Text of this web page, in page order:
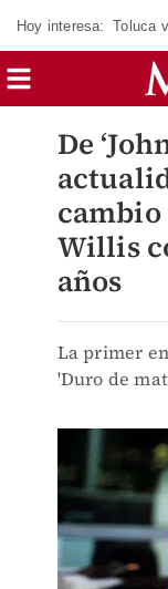
Hoy interesa: Toluca
De
Willis
años
La primer
'Duro de